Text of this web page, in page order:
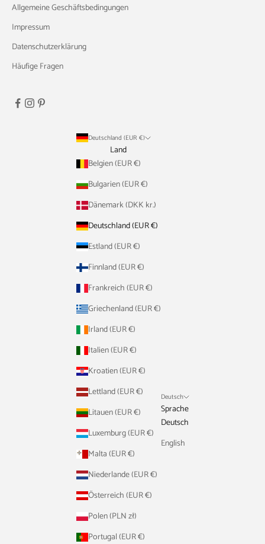
Allgemeine Geschäftsbedingungen
Impressum
Datenschutzerklärung
Häufige Fragen
Deutschland (EUR €)
Land
Belgien (EUR €)
Bulgarien (EUR €)
Dänemark (DKK kr.)
Deutschland (EUR €)
Estland (EUR €)
Finnland (EUR €)
Frankreich (EUR €)
Griechenland (EUR €)
Irland (EUR €)
Italien (EUR €)
Kroatien (EUR €)
Lettland (EUR €)
Litauen (EUR €)
Luxemburg (EUR €)
Malta (EUR €)
Niederlande (EUR €)
Österreich (EUR €)
Polen (PLN zł)
Portugal (EUR €)
Deutsch
Sprache
Deutsch
English